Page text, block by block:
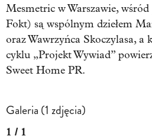
Mesmetric w Warszawie,
Fokt) są wspólnym dziełem
oraz Wawrzyńca Skoczylasa,
cyklu „Projekt Wywiad”
Sweet Home PR.
Galeria (1 zdjęcia)
1 / 1